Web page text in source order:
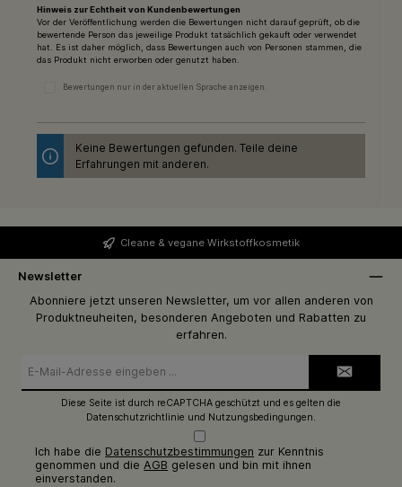
Hinweis zur Echtheit von Kundenbewertungen
Vor der Veröffentlichung werden die Bewertungen nicht darauf geprüft, ob die
bewertende Person das jeweilige Produkt tatsächlich gekauft oder verwendet
hat. Es ist daher möglich, dass Bewertungen auch von Personen stammen, die
das Produkt nicht erworben oder genutzt haben.
Bewertungen nur in der aktuellen Sprache anzeigen.
Keine Bewertungen gefunden. Teile deine
Erfahrungen mit anderen.
Cleane & vegane Wirkstoffkosmetik
Newsletter
Abonniere jetzt unseren Newsletter, um vor allen anderen von
Produktneuheiten, besonderen Angeboten und Rabatten zu
erfahren.
Mail-
Diese Seite ist durch reCAPTCHA geschützt und es gelten die
Datenschutzrichtlinie und Nutzungsbedingungen.
Ich habe die Datenschutzbestimmungen zur Kenntnis
genommen und dieAGB gelesen und bin mit ihnen
einverstanden.